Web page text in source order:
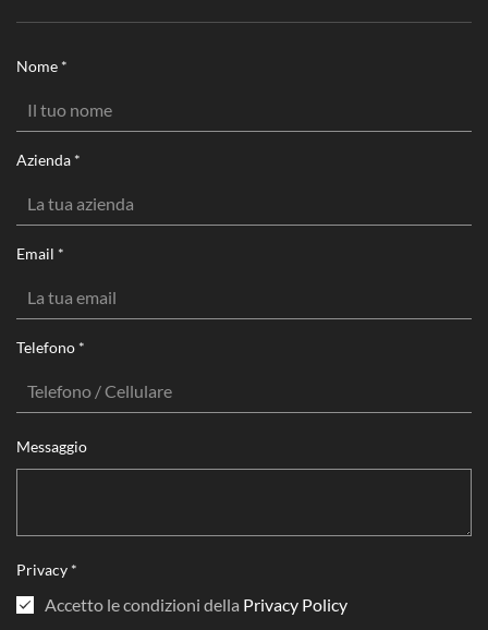
Nome *
Azienda *
Email *
Telefono *
Messaggio
Privacy *
Accetto le condizioni della Privacy Policy